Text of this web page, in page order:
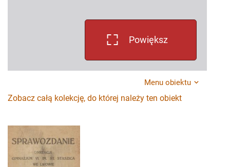
Powiększ
Menu obiektu
Zobacz całą kolekcję, do której należy ten obiekt